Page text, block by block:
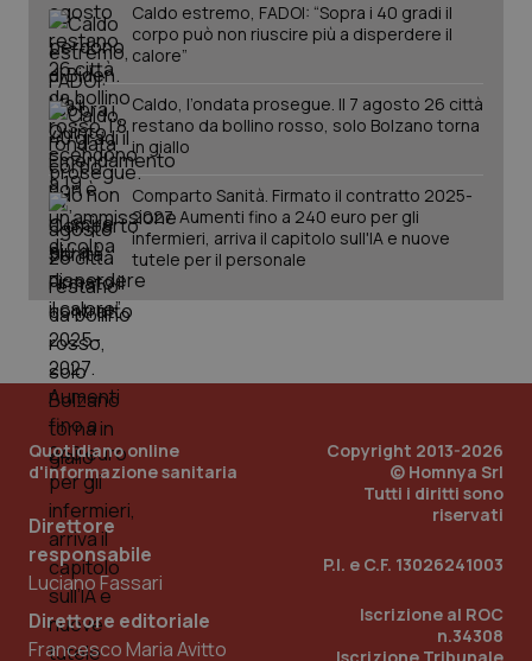
Caldo estremo, FADOI: “Sopra i 40 gradi il
corpo può non riuscire più a disperdere il
calore”
Caldo, l’ondata prosegue. Il 7 agosto 26 città
restano da bollino rosso, solo Bolzano torna
in giallo
Comparto Sanità. Firmato il contratto 2025-
2027. Aumenti fino a 240 euro per gli
infermieri, arriva il capitolo sull'IA e nuove
tutele per il personale
Quotidiano online
d'informazione sanitaria
Direttore
responsabile
Luciano Fassari
Direttore editoriale
Francesco Maria Avitto
Copyright 2013-2026
© Homnya Srl
Tutti i diritti sono
riservati
P.I. e C.F. 13026241003
Iscrizione al ROC
n.34308
tracking-sites-ironfish-
session-id
www.quotidianosanita.it
_ga
Google LLC